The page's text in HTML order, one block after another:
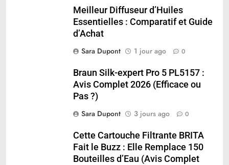
Meilleur Diffuseur d’Huiles
Essentielles : Comparatif et Guide
d’Achat
Sara Dupont
1 jour ago 0
Braun Silk-expert Pro 5 PL5157 :
Avis Complet 2026 (Efficace ou
Pas ?)
Sara Dupont
3 jours ago 0
Cette Cartouche Filtrante BRITA
Fait le Buzz : Elle Remplace 150
Bouteilles d’Eau (Avis Complet